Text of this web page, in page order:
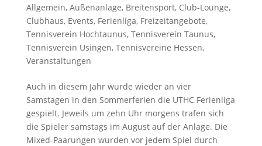
Allgemein, Außenanlage, Breitensport, Club-Lounge,
Clubhaus, Events, Ferienliga, Freizeitangebote,
Tennisverein Hochtaunus, Tennisverein Taunus,
Tennisverein Usingen, Tennisvereine Hessen,
Veranstaltungen
Auch in diesem Jahr wurde wieder an vier
Samstagen in den Sommerferien die UTHC Ferienliga
gespielt. Jeweils um zehn Uhr morgens trafen sich
die Spieler samstags im August auf der Anlage. Die
Mixed-Paarungen wurden vor jedem Spiel durch